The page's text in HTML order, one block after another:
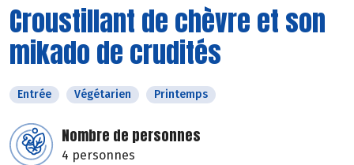
Croustillant de chèvre et son
mikado de crudités
Entrée Végétarien Printemps
Nombre de personnes
4 personnes